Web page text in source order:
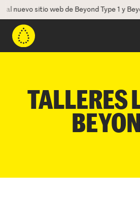
al nuevo sitio web de Beyond Type 1 y
Beyond Type 2
TALLERES